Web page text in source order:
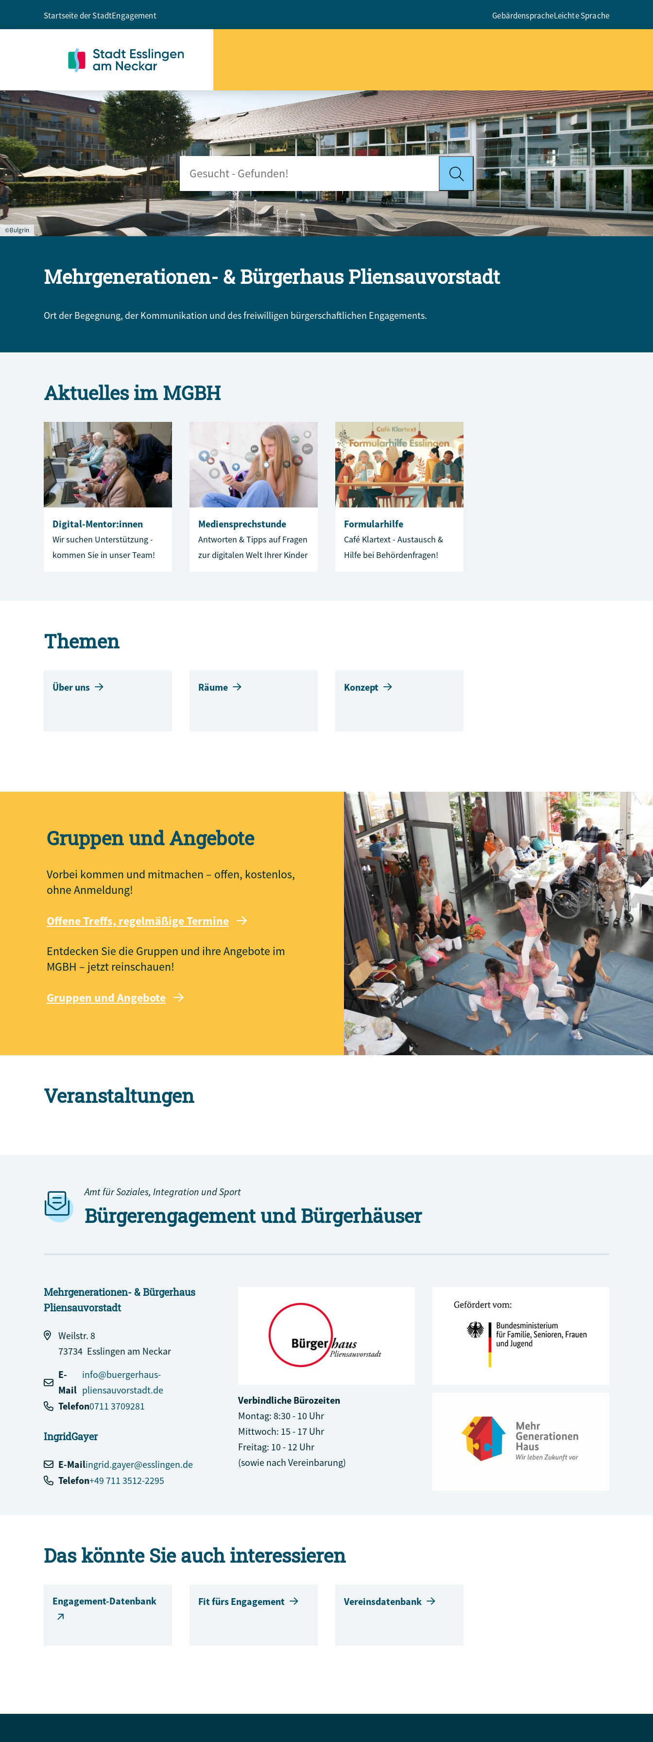
Startseite der StadtEngagement GebärdenspracheLeichte Sprache
©Bulgrin
Mehrgenerationen- & Bürgerhaus Pliensauvorstadt
Ort der Begegnung, der Kommunikation und des freiwilligen bürgerschaftlichen Engagements.
Aktuelles im MGBH
Digital-Mentor:innen
Wir suchen Unterstützung -
kommen Sie in unser Team!
Mediensprechstunde
Antworten & Tipps auf Fragen
zur digitalen Welt Ihrer Kinder
Formularhilfe
Café Klartext - Austausch &
Hilfe bei Behördenfragen!
Themen
Über uns Räume Konzept
Gruppen und Angebote
Vorbei kommen und mitmachen – offen, kostenlos,
ohne Anmeldung!
Offene Treffs, regelmäßige Termine
Entdecken Sie die Gruppen und ihre Angebote im
MGBH – jetzt reinschauen!
Gruppen und Angebote
Veranstaltungen
Amt für Soziales, Integration und Sport
Bürgerengagement und Bürgerhäuser
Mehrgenerationen- & Bürgerhaus
Pliensauvorstadt
Weilstr. 8
73734 Esslingen am Neckar
E-
Mail
info@buergerhaus-
pliensauvorstadt.de
Telefon0711 3709281
IngridGayer
E-Mailingrid.gayer@esslingen.de
Telefon+49 711 3512-2295
Verbindliche Bürozeiten
Montag: 8:30 - 10 Uhr
Mittwoch: 15 - 17 Uhr
Freitag: 10 - 12 Uhr
(sowie nach Vereinbarung)
Das könnte Sie auch interessieren
Engagement-Datenbank Fit fürs Engagement Vereinsdatenbank